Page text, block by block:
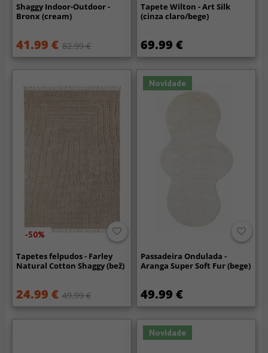
Shaggy Indoor-Outdoor -
Bronx (cream)
41.99 € 82.99 €
Tapete Wilton - Art Silk
(cinza claro/bege)
69.99 €
-50%
Tapetes felpudos - Farley
Natural Cotton Shaggy (bež)
24.99 € 49.99 €
Novidade
Passadeira Ondulada -
Aranga Super Soft Fur (bege)
49.99 €
Novidade